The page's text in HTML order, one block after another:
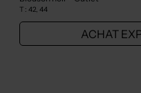
T :42, 44
ACHAT